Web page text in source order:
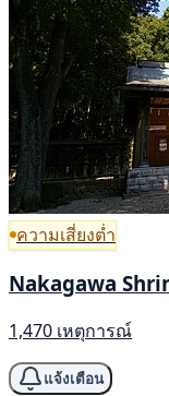
ความเสี่ยงต่ำ
Nakagawa
1,470 เหตุการณ์
แจ้งเตือน